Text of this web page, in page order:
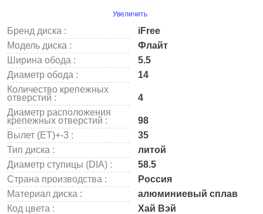
Увеличить
Бренд диска :
iFree
Модель диска :
Флайт
Ширина обода :
5.5
Диаметр обода :
14
Количество крепежных
отверстий :
4
Диаметр расположения
крепежных отверстий :
98
Вылет (ET)+-3 :
35
Тип диска :
литой
Диаметр ступицы (DIA) :
58.5
Страна производства :
Россия
Материал диска :
алюминиевый сплав
Код цвета :
Хай Вэй